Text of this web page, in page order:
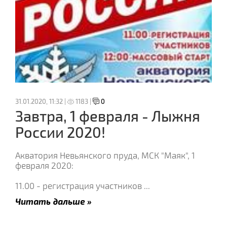
31.01.2020, 11:32 | 1183 | 0
Завтра, 1 февраля - Лыжня
России 2020!
Акватория Невьянского пруда, МСК "Маяк", 1
февраля 2020:
11.00 - регистрация участников ...
Читать дальше »